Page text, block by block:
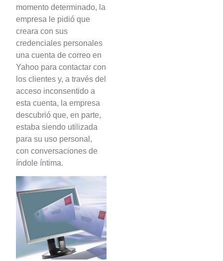
momento determinado, la
empresa le pidió que
creara con sus
credenciales personales
una cuenta de correo en
Yahoo para contactar con
los clientes y, a través del
acceso inconsentido a
esta cuenta, la empresa
descubrió que, en parte,
estaba siendo utilizada
para su uso personal,
con conversaciones de
índole íntima.